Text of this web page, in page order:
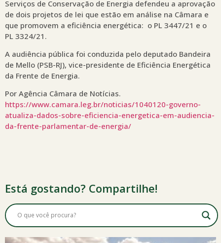
Serviços de Conservação de Energia defendeu a aprovação
de dois projetos de lei que estão em análise na Câmara e
que promovem a eficiência energética: o PL 3447/21 e o
PL 3324/21.
A audiência pública foi conduzida pelo deputado Bandeira
de Mello (PSB-RJ), vice-presidente de Eficiência Energética
da Frente de Energia.
Por Agência Câmara de Notícias.
https://www.camara.leg.br/noticias/1040120-governo-
atualiza-dados-sobre-eficiencia-energetica-em-audiencia-
da-frente-parlamentar-de-energia/
Está gostando? Compartilhe!